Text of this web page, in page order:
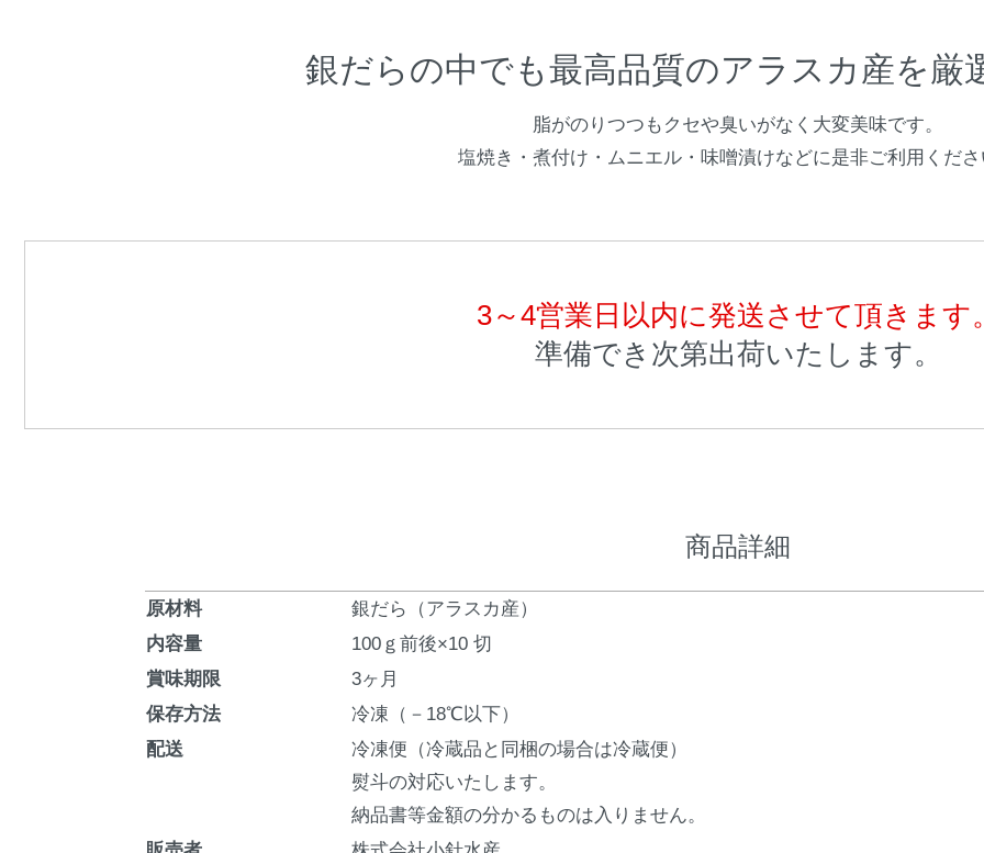
銀だらの中でも最高品質のアラスカ産を厳
脂がのりつつもクセや臭いがなく大変美味です。
塩焼き・煮付け・ムニエル・味噌漬けなどに是非ご利用くだ
3～4営業日以内に発送させて頂きます
準備でき次第出荷いたします。
商品詳細
原材料
銀だら（アラスカ産）
内容量
100ｇ前後×10 切
賞味期限
3ヶ月
保存方法
冷凍（－18℃以下）
配送
冷凍便（冷蔵品と同梱の場合は冷蔵便）
熨斗の対応いたします。
納品書等金額の分かるものは入りません。